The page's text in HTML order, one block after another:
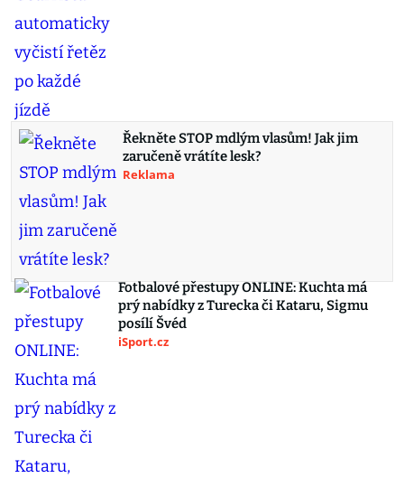
Řekněte STOP mdlým vlasům! Jak jim
zaručeně vrátíte lesk?
Reklama
Fotbalové přestupy ONLINE: Kuchta má
prý nabídky z Turecka či Kataru, Sigmu
posílí Švéd
iSport.cz